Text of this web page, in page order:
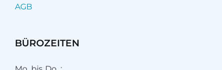
AGB
BÜROZEITEN